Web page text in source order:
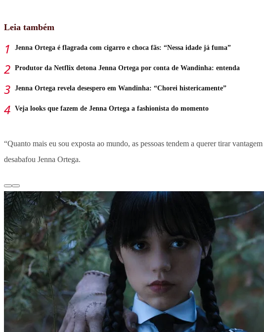
Leia também
Jenna Ortega é flagrada com cigarro e choca fãs: “Nessa idade já fuma”
Produtor da Netflix detona Jenna Ortega por conta de Wandinha: entenda
Jenna Ortega revela desespero em Wandinha: “Chorei histericamente”
Veja looks que fazem de Jenna Ortega a fashionista do momento
“Quanto mais eu sou exposta ao mundo, as pessoas tendem a querer tirar
desabafou Jenna Ortega.